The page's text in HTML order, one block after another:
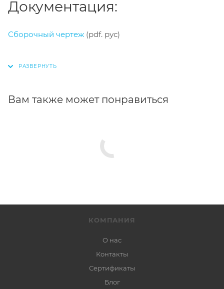
Документация:
Сборочный чертеж (pdf. рус)
Вам также может понравиться
КОМПАНИЯ
О нас
Контакты
Сертификаты
Блог